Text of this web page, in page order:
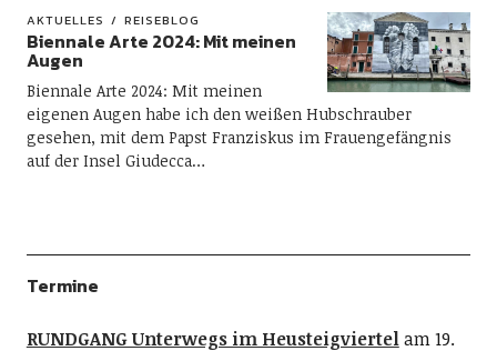
AKTUELLES REISEBLOG
Biennale Arte 2024: Mit meinen
Augen
Biennale Arte 2024: Mit meinen
eigenen Augen habe ich den weißen Hubschrauber
gesehen, mit dem Papst Franziskus im Frauengefängnis
auf der Insel Giudecca…
Termine
RUNDGANG Unterwegs im Heusteigviertelam 19.